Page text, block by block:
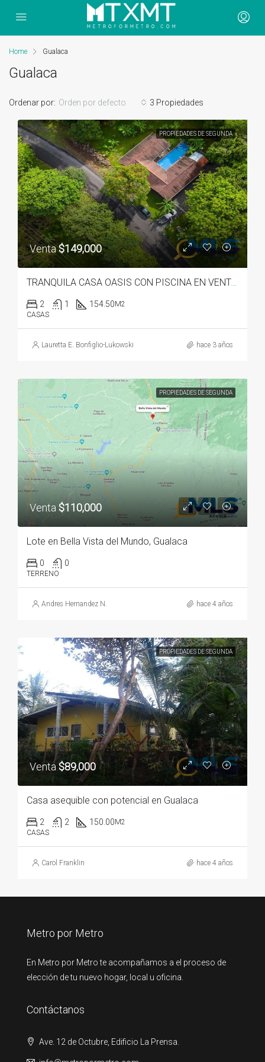
Home Gualaca
Gualaca
3 Propiedades
Ordenar por: Orden por defecto
PROPIEDADES DE SEGUNDA
Venta$149,000
TRANQUILA CASA OASIS CON PISCINA EN VENTA EN GUALACA
2 1 154.50M2
CASAS
Lauretta E. Bonfiglio-Lukowski hace 3 años
PROPIEDADES DE SEGUNDA
Venta $110,000
Lote en Bella Vista del Mundo, Gualaca
0 0
TERRENO
Andres Hernandez N. hace 4 años
PROPIEDADES DE SEGUNDA
Venta$89,000
Casa asequible con potencial en Gualaca
2 2 150.00M2
CASAS
Carol Franklin hace 4 años
Metro por Metro
En Metro por Metro te acompañamos a el proceso de
elección de tu nuevo hogar, local u oficina.
Contáctanos
Ave. 12 de Octubre, Edificio La Prensa.